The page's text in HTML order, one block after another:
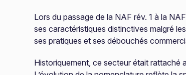
Lors du passage de la NAF rév. 1 à la
ses caractéristiques distinctives malgré
ses pratiques et ses débouchés
Historiquement, ce secteur était rattaché